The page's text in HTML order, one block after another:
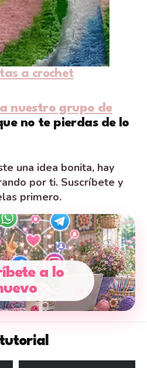
a crochet
nuestro grupo de
no te pierdas de lo
una idea bonita, hay
por ti. Suscríbete y
primero.
a lo